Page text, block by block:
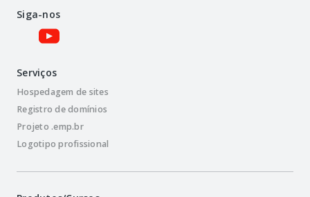
Siga-nos
Serviços
Hospedagem de sites
Registro de domínios
Projeto .emp.br
Logotipo profissional